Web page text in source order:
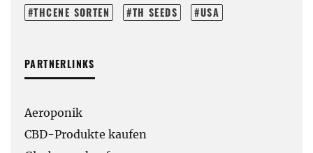
THCENE SORTEN
TH SEEDS USA
PARTNERLINKS
Aeroponik
CBD-Produkte kaufen